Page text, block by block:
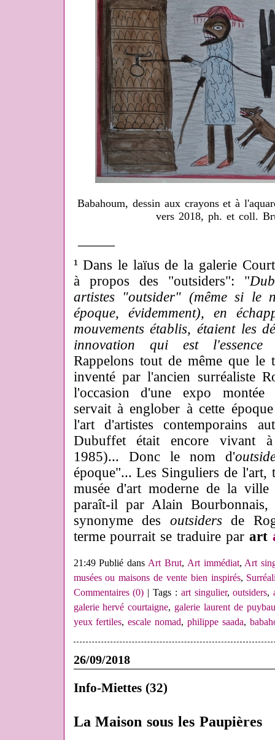
Babahoum, dessin aux crayons et à
vers 2018, ph. et coll.
¹Dans le laïus de la galerie
à propos des "outsiders": "
artistes "outsider" (même si le
époque, évidemment), en
mouvements établis, étaient les
innovation qui est
Rappelons tout de même que le
inventé par l'ancien surréaliste
l'occasion d'une expo montée
servait à englober à cette
l'art d'artistes contemporains
Dubuffet était encore vivant
1985)... Donc le nom d'
époque"... Les Singuliers de
musée d'art moderne de la
paraît-il par Alain
synonyme des outsidersde
terme pourrait se traduire par art
21:49 Publié dansArt Brut, Art immédiat,Art
musées ou maisons de vente bien inspirés,
Commentaires (0) | Tags : art singulier,outsiders,
galerie hervé courtaigne, galerie laurent de
yeux fertiles,escale nomad, philippe saada,
26/09/2018
Info-Miettes (32)
La Maison sous les Paupières